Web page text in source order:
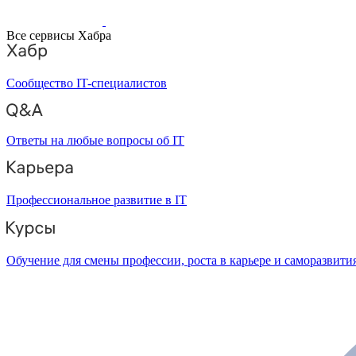
Все сервисы Хабра
Сообщество IT-специалистов
Ответы на любые вопросы об IT
Профессиональное развитие в IT
Обучение для смены профессии, роста в карьере и